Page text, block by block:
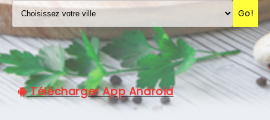
VOS AVIS
MENTIONS LÉGALES
C.G.V
Go!
Télécharger App Android